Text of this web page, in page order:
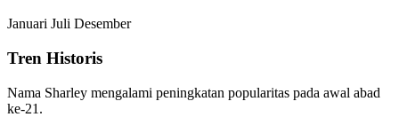
Januari Juli Desember
Tren Historis
Nama Sharley mengalami peningkatan popularitas pada awal abad
ke-21.